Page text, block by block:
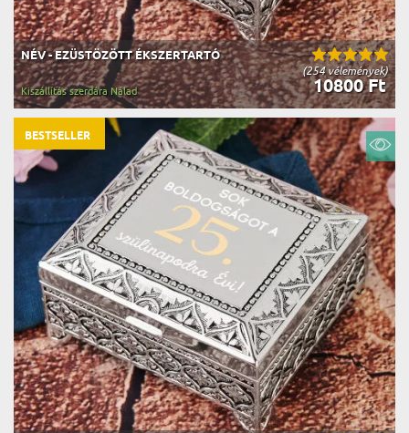
(254 vélemények)
NÉV - EZÜSTÖZÖTT ÉKSZERTARTÓ
10800 Ft
Kiszállítás szerdára Nálad
BESTSELLER